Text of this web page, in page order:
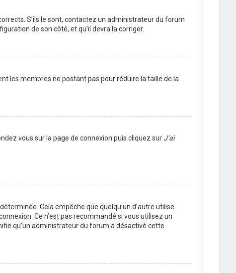
S’ils le sont, contactez un administrateur du forum
de son côté, et qu’il devra la corriger.
les membres ne postant pas pour réduire la taille de la
vous sur la page de connexion puis cliquez sur J’ai
Cela empêche que quelqu’un d’autre utilise
Ce n’est pas recommandé si vous utilisez un
qu’un administrateur du forum a désactivé cette